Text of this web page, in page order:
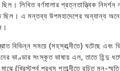
ছিল। লিখিত বর্ণমালার প্রত্নতাত্ত্বিক
ছিল। এ মন্তব্য উপমহাদেশের অন্যান্য
বিভিন্ন সময়ে (সহস্রাব্দীতে) ঘটেছে এবং
ভাণ্ডার সংস্কৃত ভাষায় এল, তাতে হিন্দু
(খ্রিস্টপূর্ব প্রথম শতাব্দীতে রচিত মনু-